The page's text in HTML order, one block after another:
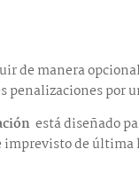
de manera
penalizaciones por
está diseñado
de